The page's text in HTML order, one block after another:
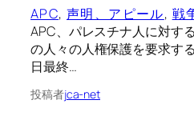
APC, 声明、アピール, 戦
APC、パレスチナ人に対す
の人々の人権保護を要求す
日最終…
投稿者jca-net